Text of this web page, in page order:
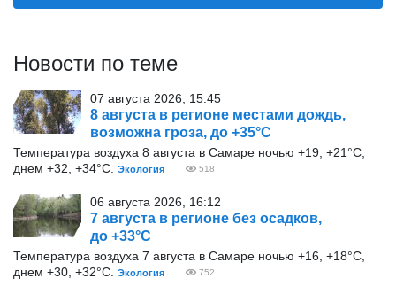
Новости по теме
07 августа 2026, 15:45
8 августа в регионе местами дождь,
возможна гроза, до +35°С
Температура воздуха 8 августа в Самаре ночью +19, +21°С,
днем +32, +34°С.
Экология 518
06 августа 2026, 16:12
7 августа в регионе без осадков,
до +33°С
Температура воздуха 7 августа в Самаре ночью +16, +18°С,
днем +30, +32°С.
Экология 752